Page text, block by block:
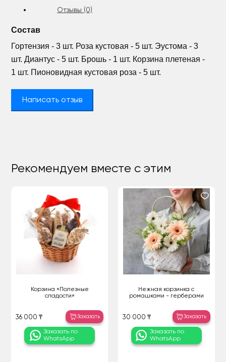
Отзывы (0)
Состав
Гортензия - 3 шт. Роза кустовая - 5 шт. Эустома - 3
шт. Диантус - 5 шт. Брошь - 1 шт. Корзина плетеная -
1 шт. Пионовидная кустовая роза - 5 шт.
Написать отзыв
Рекомендуем вместе с этим
Корзина «Полезные
сладости»
36 000 ₸ Заказать
Заказать по
WhatsApp
Нежная корзинка с
ромашками - герберами
30 000 ₸ Заказать
Заказать по
WhatsApp